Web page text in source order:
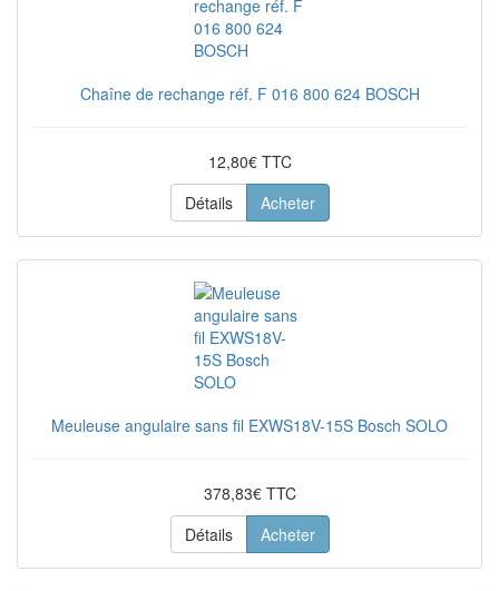
Chaîne de rechange réf. F 016 800 624 BOSCH
12,80€ TTC
Détails
Acheter
Meuleuse angulaire sans fil EXWS18V-15S Bosch SOLO
378,83€ TTC
Détails
Acheter